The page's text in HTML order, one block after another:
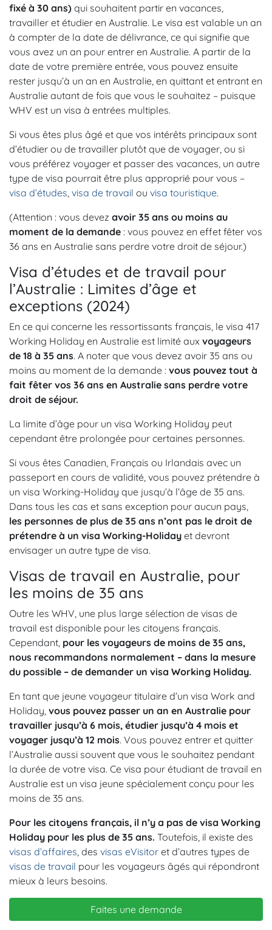
fixé à 30 ans) qui souhaitent partir en vacances,
travailler et étudier en Australie. Le visa est valable un an
à compter de la date de délivrance, ce qui signifie que
vous avez un an pour entrer en Australie. A partir de la
date de votre première entrée, vous pouvez ensuite
rester jusqu’à un an en Australie, en quittant et entrant en
Australie autant de fois que vous le souhaitez – puisque
WHV est un visa à entrées multiples.
Si vous êtes plus âgé et que vos intérêts principaux sont
d’étudier ou de travailler plutôt que de voyager, ou si
vous préférez voyager et passer des vacances, un autre
type de visa pourrait être plus approprié pour vous –
visa d’études, visa de travail ou visa touristique.
(Attention : vous devez avoir 35 ans ou moins au
moment de la demande : vous pouvez en effet fêter vos
36 ans en Australie sans perdre votre droit de séjour.)
Visa d’études et de travail pour
l’Australie : Limites d’âge et
exceptions (2024)
En ce qui concerne les ressortissants français, le visa 417
Working Holiday en Australie est limité aux voyageurs
de 18 à 35 ans. A noter que vous devez avoir 35 ans ou
moins au moment de la demande : vous pouvez tout à
fait fêter vos 36 ans en Australie sans perdre votre
droit de séjour.
La limite d’âge pour un visa Working Holiday peut
cependant être prolongée pour certaines personnes.
Si vous êtes Canadien, Français ou Irlandais avec un
passeport en cours de validité, vous pouvez prétendre à
un visa Working-Holiday que jusqu’à l’âge de 35 ans.
Dans tous les cas et sans exception pour aucun pays,
les personnes de plus de 35 ans n’ont pas le droit de
prétendre à un visa Working-Holiday et devront
envisager un autre type de visa.
Visas de travail en Australie, pour
les moins de 35 ans
Outre les WHV, une plus large sélection de visas de
travail est disponible pour les citoyens français.
Cependant, pour les voyageurs de moins de 35 ans,
nous recommandons normalement – dans la mesure
du possible – de demander un visa Working Holiday.
En tant que jeune voyageur titulaire d’un visa Work and
Holiday, vous pouvez passer un an en Australie pour
travailler jusqu’à 6 mois, étudier jusqu’à 4 mois et
voyager jusqu’à 12 mois. Vous pouvez entrer et quitter
l’Australie aussi souvent que vous le souhaitez pendant
la durée de votre visa. Ce visa pour étudiant de travail en
Australie est un visa jeune spécialement conçu pour les
moins de 35 ans.
Pour les citoyens français, il n’y a pas de visa Working
Holiday pour les plus de 35 ans. Toutefois, il existe des
visas d’affaires, des visas eVisitor et d’autres types de
visas de travail pour les voyageurs âgés qui répondront
mieux à leurs besoins.
Faites une demande